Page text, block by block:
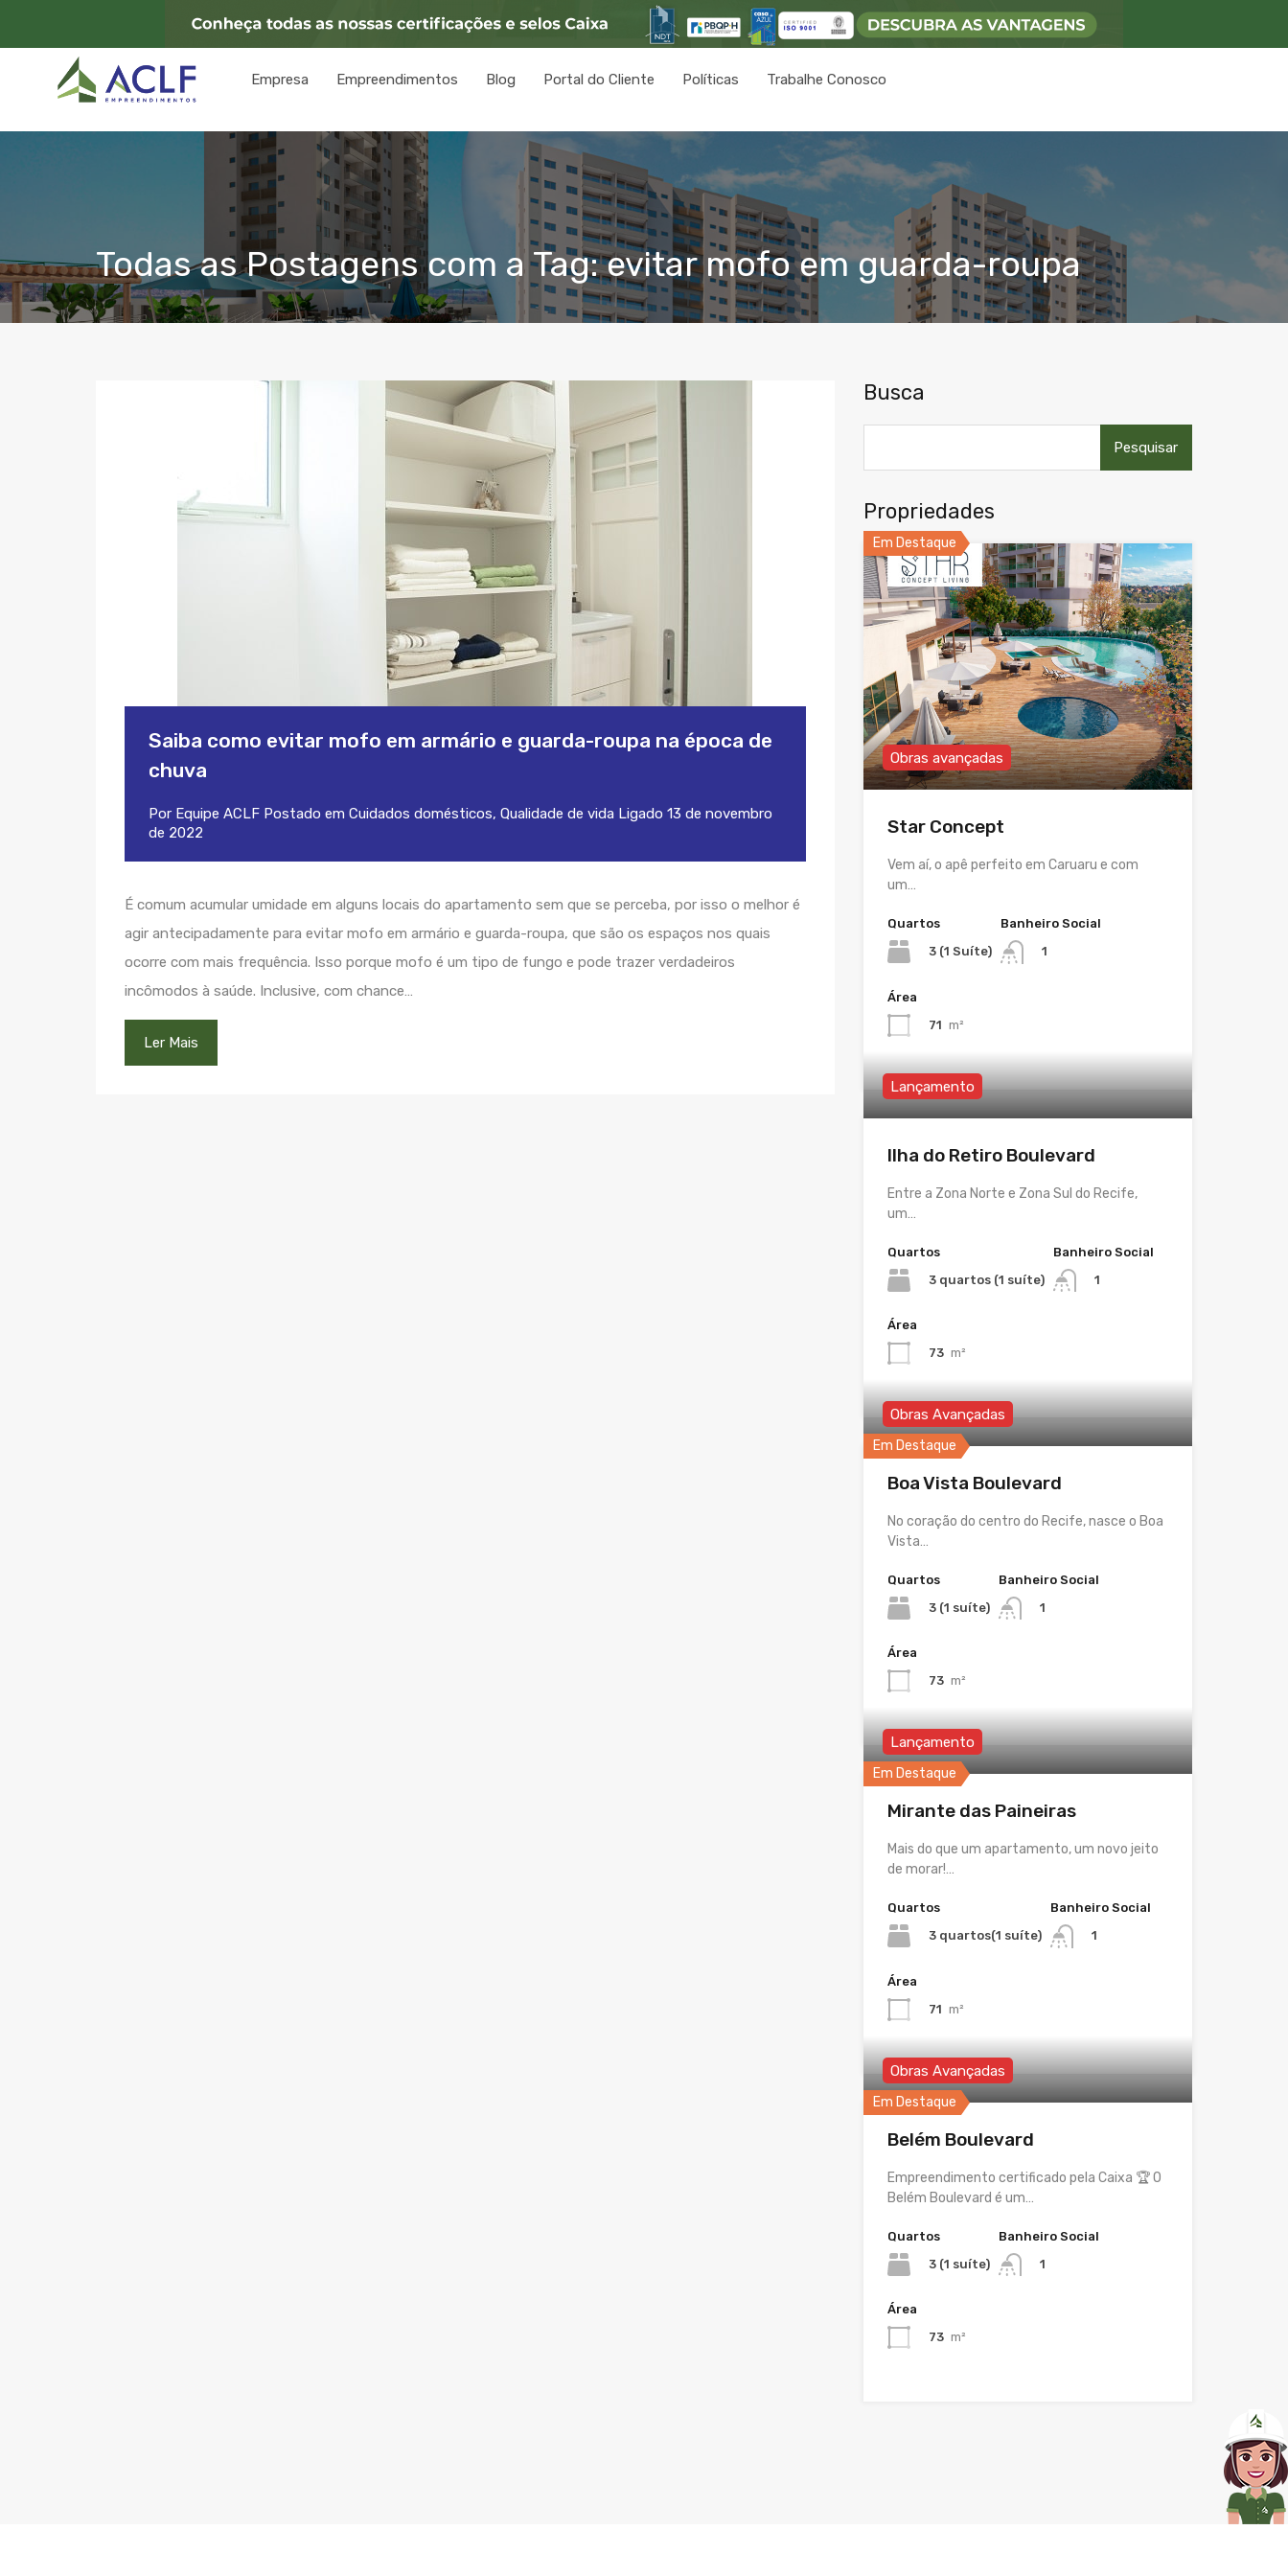
Empresa Empreendimentos Blog Portal do Cliente Políticas Trabalhe Conosco
Todas as Postagens com a Tag: evitar mofo em guarda-roupa
Saiba como evitar mofo em armário e guarda-roupa na época de
chuva
Por Equipe ACLF Postado em Cuidados domésticos, Qualidade de vida Ligado 13 de novembro
de 2022
É comum acumular umidade em alguns locais do apartamento sem que se perceba, por isso o melhor é
agir antecipadamente para evitar mofo em armário e guarda-roupa, que são os espaços nos quais
ocorre com mais frequência. Isso porque mofo é um tipo de fungo e pode trazer verdadeiros
incômodos à saúde. Inclusive, com chance…
Ler Mais
Busca
por:
Propriedades
Em Destaque
Obras avançadas
Star Concept
Vem aí, o apê perfeito em Caruaru e com
um…
Quartos
3 (1 Suíte)
Banheiro Social
1
Área
71 m²
Lançamento
Ilha do Retiro Boulevard
Entre a Zona Norte e Zona Sul do Recife,
um…
Quartos
3 quartos (1 suíte)
Banheiro Social
1
Área
73 m²
Em Destaque
Obras Avançadas
Boa Vista Boulevard
No coração do centro do Recife, nasce o Boa
Vista…
Quartos
3 (1 suíte)
Banheiro Social
1
Área
73 m²
Em Destaque
Lançamento
Mirante das Paineiras
Mais do que um apartamento, um novo jeito
de morar!…
Quartos
3 quartos(1 suíte)
Banheiro Social
1
Área
71 m²
Em Destaque
Obras Avançadas
Belém Boulevard
Empreendimento certificado pela Caixa 🏆 O
Belém Boulevard é um…
Quartos
3 (1 suíte)
Banheiro Social
1
Área
73 m²